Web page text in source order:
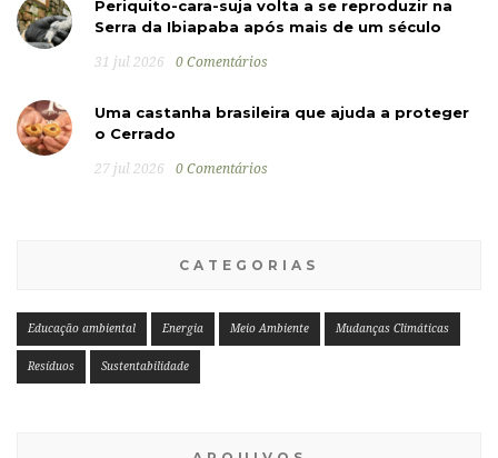
Periquito-cara-suja volta a se reproduzir na
Serra da Ibiapaba após mais de um século
31 jul 2026 0 Comentários
Uma castanha brasileira que ajuda a proteger
o Cerrado
27 jul 2026 0 Comentários
CATEGORIAS
Educação ambiental Energia Meio Ambiente Mudanças Climáticas
Resíduos Sustentabilidade